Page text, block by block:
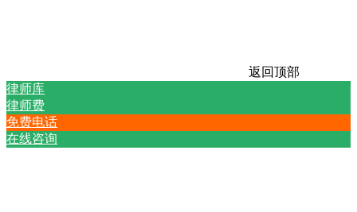
返回顶部
律师库
律师费
免费电话
在线咨询